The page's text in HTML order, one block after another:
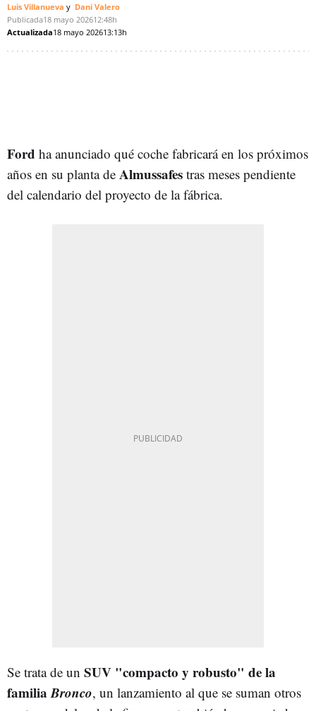
Luis Villanueva
Dani Valero
Publicada18 mayo 202612:48h
Actualizada18 mayo 202613:13h
Ford ha anunciado qué coche fabricará en los próximos
años en su planta de Almussafes tras meses pendiente
del calendario del proyecto de la fábrica.
Se trata de un SUV "compacto y robusto" de la
familiaBronco, un lanzamiento al que se suman otros